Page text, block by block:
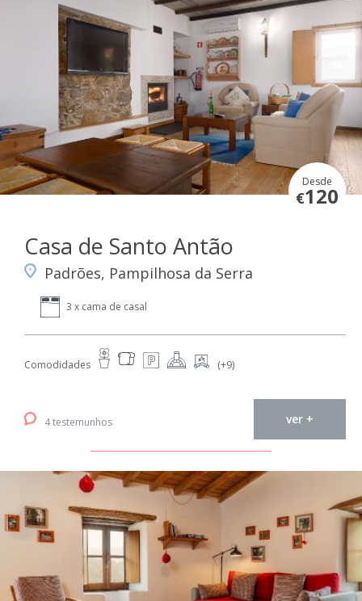
Desde
€120
Casa de Santo Antão
Padrões, Pampilhosa da Serra
3 x cama de casal
Comodidades (+9)
4 testemunhos ver +